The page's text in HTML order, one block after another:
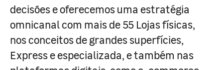
decisões e oferecemos uma estratégia
omnicanal com mais de 55 Lojas físicas,
nos conceitos de grandes superfícies,
Express e especializada, e também nas